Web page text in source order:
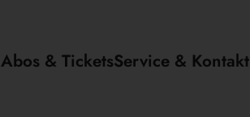
Abos & TicketsService & Kontakt